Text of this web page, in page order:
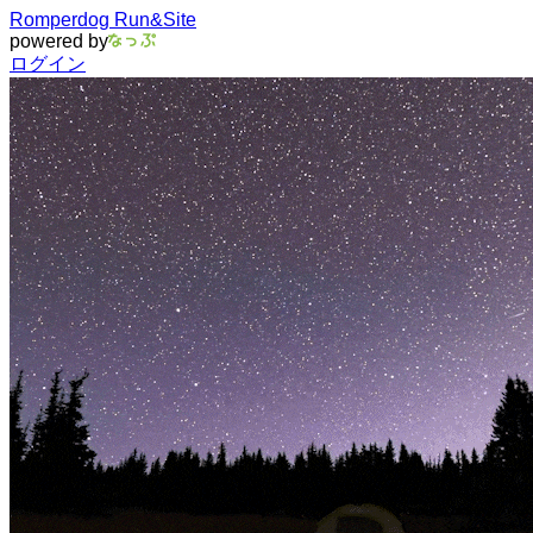
Romperdog Run&Site
powered by
ログイン